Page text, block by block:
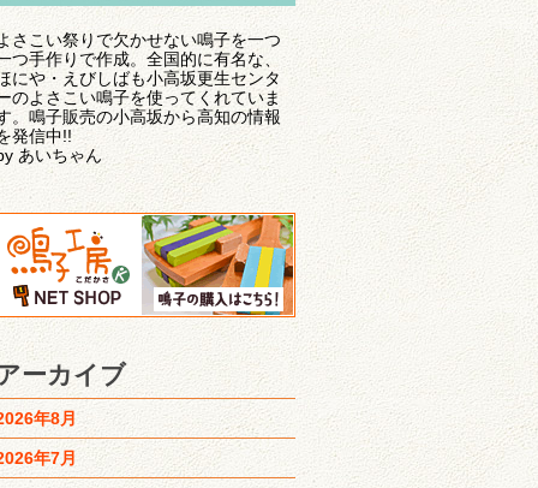
さこい祭りで欠かせない鳴子を一つ
つ手作りで作成。全国的に有名な、
にや・えびしばも小高坂更生センタ
のよさこい鳴子を使ってくれていま
。鳴子販売の小高坂から高知の情報
発信中!!
あいちゃん
ーカイブ
年8月
年7月